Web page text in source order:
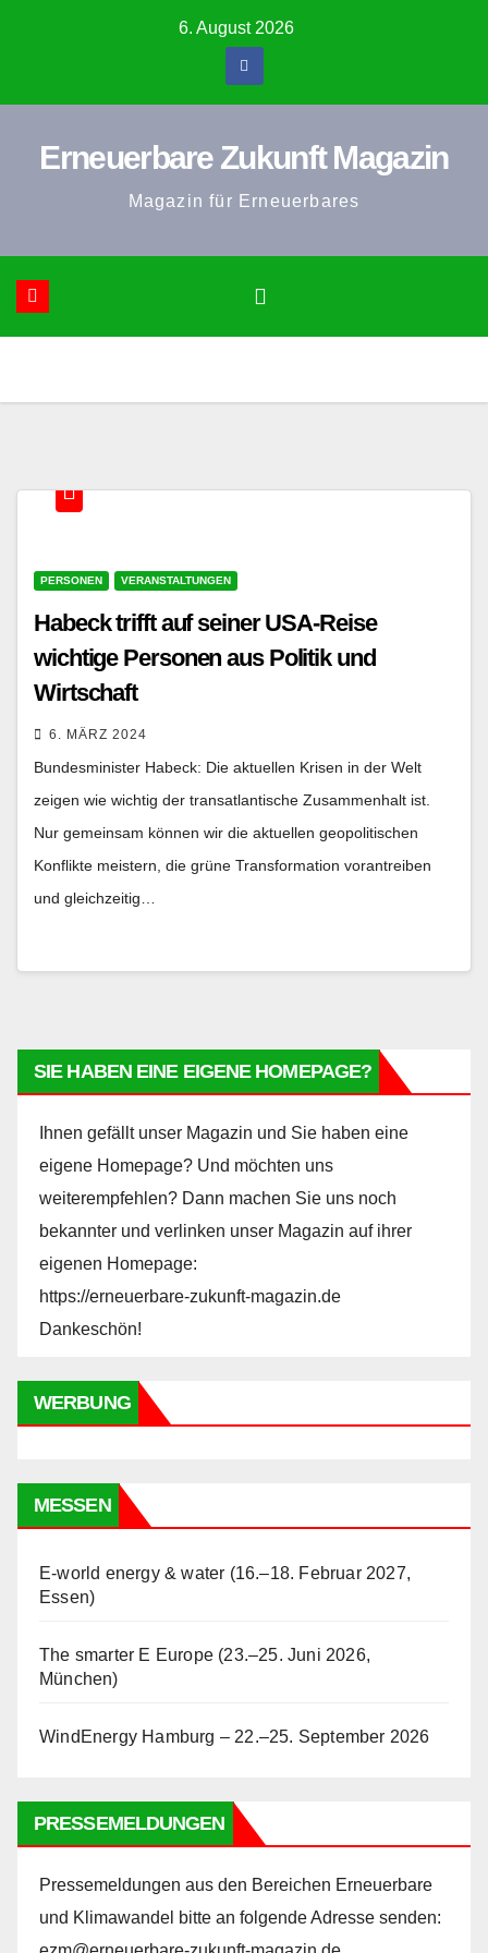
6. August 2026
Erneuerbare Zukunft Magazin
Magazin für Erneuerbares
PERSONEN VERANSTALTUNGEN
Habeck trifft auf seiner USA-Reise
wichtige Personen aus Politik und
Wirtschaft
6. MÄRZ 2024
Bundesminister Habeck: Die aktuellen Krisen in der Welt
zeigen wie wichtig der transatlantische Zusammenhalt ist.
Nur gemeinsam können wir die aktuellen geopolitischen
Konflikte meistern, die grüne Transformation vorantreiben
und gleichzeitig…
SIE HABEN EINE EIGENE HOMEPAGE?
Ihnen gefällt unser Magazin und Sie haben eine
eigene Homepage? Und möchten uns
weiterempfehlen? Dann machen Sie uns noch
bekannter und verlinken unser Magazin auf ihrer
eigenen Homepage:
https://erneuerbare-zukunft-magazin.de
Dankeschön!
WERBUNG
MESSEN
E-world energy & water (16.–18. Februar 2027,
Essen)
The smarter E Europe (23.–25. Juni 2026,
München)
WindEnergy Hamburg – 22.–25. September 2026
PRESSEMELDUNGEN
Pressemeldungen aus den Bereichen Erneuerbare
und Klimawandel bitte an folgende Adresse senden: